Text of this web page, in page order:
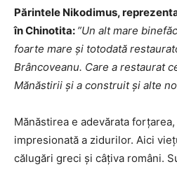
Părintele Nikodimus,
în Chinotita: ”Un alt mare
foarte mare și totodată
Brâncoveanu. Care a restaurat
Mănăstirii și a construit și alte
Mănăstirea e adevărata
impresionată a zidurilor. Aici
călugări greci şi câţiva români.